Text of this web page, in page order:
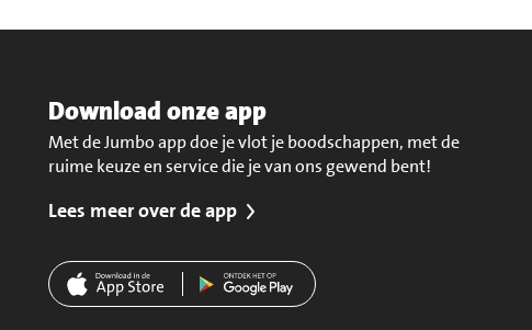
Download onze app
Met de Jumbo app doe je vlot je boodschappen, met de
ruime keuze en service die je van ons gewend bent!
Lees meer over de app